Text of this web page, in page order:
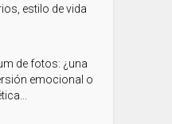
estilo de vida
de fotos: ¿una
emocional o